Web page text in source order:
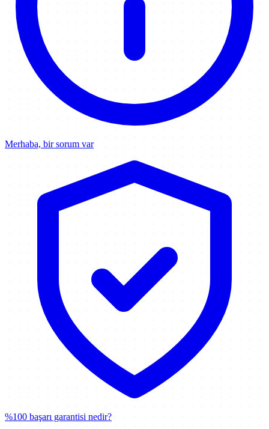
Merhaba, bir sorum var
%100 başarı garantisi nedir?